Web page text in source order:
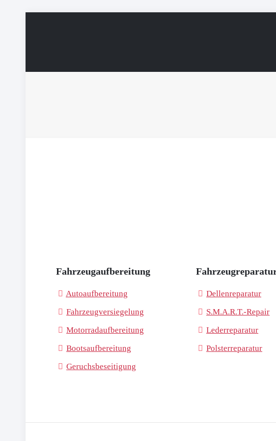
Fahrzeugaufbereitung
Autoaufbereitung
Fahrzeugversiegelung
Motorradaufbereitung
Bootsaufbereitung
Geruchsbeseitigung
Dellenreparatur
S.M.A.R.T.-Repair
Lederreparatur
Polsterreparatur